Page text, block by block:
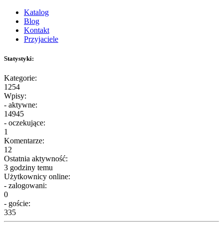
Katalog
Blog
Kontakt
Przyjaciele
Statystyki:
Kategorie:
1254
Wpisy:
- aktywne:
14945
- oczekujące:
1
Komentarze:
12
Ostatnia aktywność:
3 godziny temu
Użytkownicy online:
- zalogowani:
0
- goście:
335